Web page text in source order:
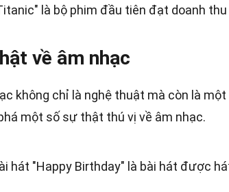
là bộ phim đầu tiên đạt doanh thu
về âm nhạc
không chỉ là nghệ thuật mà còn là
một số sự thật thú vị về âm nhạc.
hát "Happy Birthday" là bài hát được